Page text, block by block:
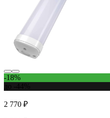
-18%
2 770 ₽